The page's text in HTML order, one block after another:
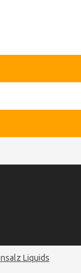
Liquids